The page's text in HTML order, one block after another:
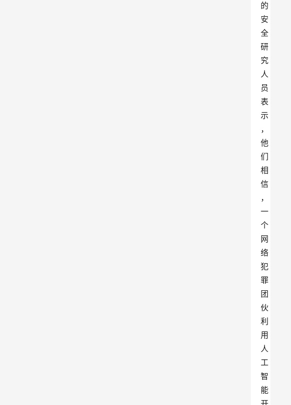
的
安
全
研
究
人
员
表
示
，
他
们
相
信
，
一
个
网
络
犯
罪
团
伙
利
用
人
工
智
能